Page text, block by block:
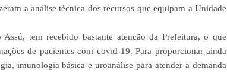
a análise técnica dos recursos que equipam a Unidade
tem recebido bastante atenção da Prefeitura, o que
de pacientes com covid-19. Para proporcionar ainda
imunologia básica e uroanálise para atender a demanda